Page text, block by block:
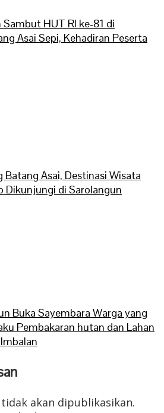
Sambut HUT RI ke-81 di
Asai Sepi, Kehadiran Peserta
Asai, Destinasi Wisata
Dikunjungi di Sarolangun
Buka Sayembara Warga yang
Pembakaran hutan dan Lahan
akan dipublikasikan.